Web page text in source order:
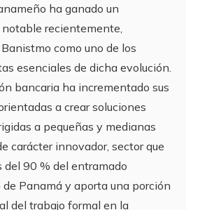
ha ganado un
recientemente,
como uno de los
esenciales de dicha evolución.
bancaria ha incrementado sus
a crear soluciones
a pequeñas y medianas
carácter innovador, sector que
del 90 % del entramado
Panamá y aporta una porción
del trabajo formal en la